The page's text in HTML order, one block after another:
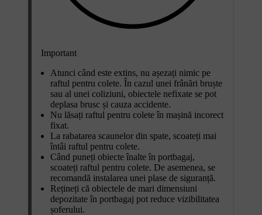
Important
Atunci când este extins, nu așezați nimic pe
raftul pentru colete. În cazul unei frânări bruște
sau al unei coliziuni, obiectele nefixate se pot
deplasa brusc și cauza accidente.
Nu lăsați raftul pentru colete în mașină incorect
fixat.
La rabatarea scaunelor din spate, scoateți mai
întâi raftul pentru colete.
Când puneți obiecte înalte în portbagaj,
scoateți raftul pentru colete. De asemenea, se
recomandă instalarea unei plase de siguranță.
Rețineți că obiectele de mari dimensiuni
depozitate în portbagaj pot reduce vizibilitatea
șoferului.